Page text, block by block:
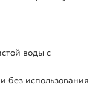
воды с
без использования